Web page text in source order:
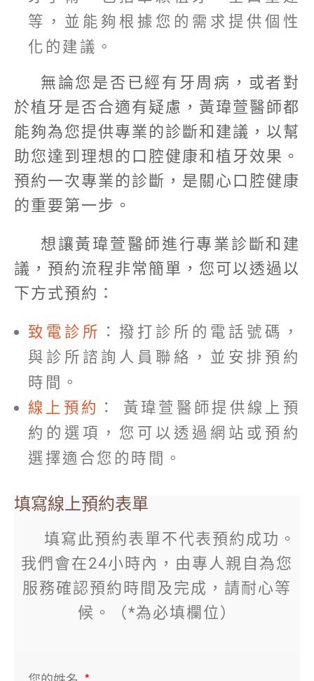
等，並能夠根據您的需求提供個性
化的建議。
無論您是否已經有牙周病，或者對
於植牙是否合適有疑慮，黃瑋萱醫師都
能夠為您提供專業的診斷和建議，以幫
助您達到理想的口腔健康和植牙效果。
預約一次專業的診斷，是關心口腔健康
的重要第一步。
想讓黃瑋萱醫師進行專業診斷和建
議，預約流程非常簡單，您可以透過以
下方式預約：
致電診所 ：撥打診所的電話號碼，
與診所諮詢人員聯絡，並安排預約
時間。
線上預約 ： 黃瑋萱醫師提供線上預
約的選項，您可以透過網站或預約
選擇適合您的時間。
填寫線上預約表單
填寫此預約表單不代表預約成功。
我們會在24小時內，由專人親自為您
服務確認預約時間及完成，請耐心等
候。（*為必填欄位）